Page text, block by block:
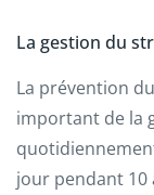
La gestion du
La prévention
important de la
jour pendant 10